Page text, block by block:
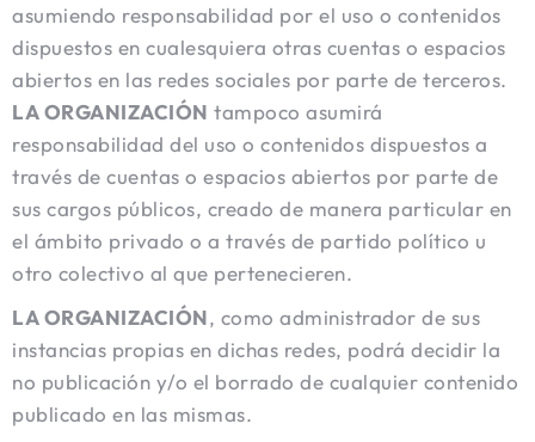
asumiendo responsabilidad por el uso o contenidos
dispuestos en cualesquiera otras cuentas o espacios
abiertos en las redes sociales por parte de terceros.
LA ORGANIZACIÓN tampoco asumirá
responsabilidad del uso o contenidos dispuestos a
través de cuentas o espacios abiertos por parte de
sus cargos públicos, creado de manera particular en
el ámbito privado o a través de partido político u
otro colectivo al que pertenecieren.
LA ORGANIZACIÓN, como administrador de sus
instancias propias en dichas redes, podrá decidir la
no publicación y/o el borrado de cualquier contenido
publicado en las mismas.